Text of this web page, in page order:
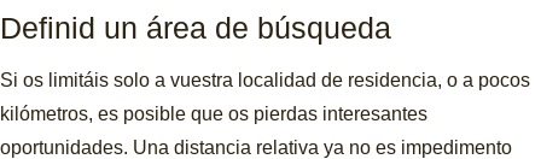
Definid un área de búsqueda
Si os limitáis solo a vuestra localidad de residencia, o a pocos
kilómetros, es posible que os pierdas interesantes
oportunidades. Una distancia relativa ya no es impedimento